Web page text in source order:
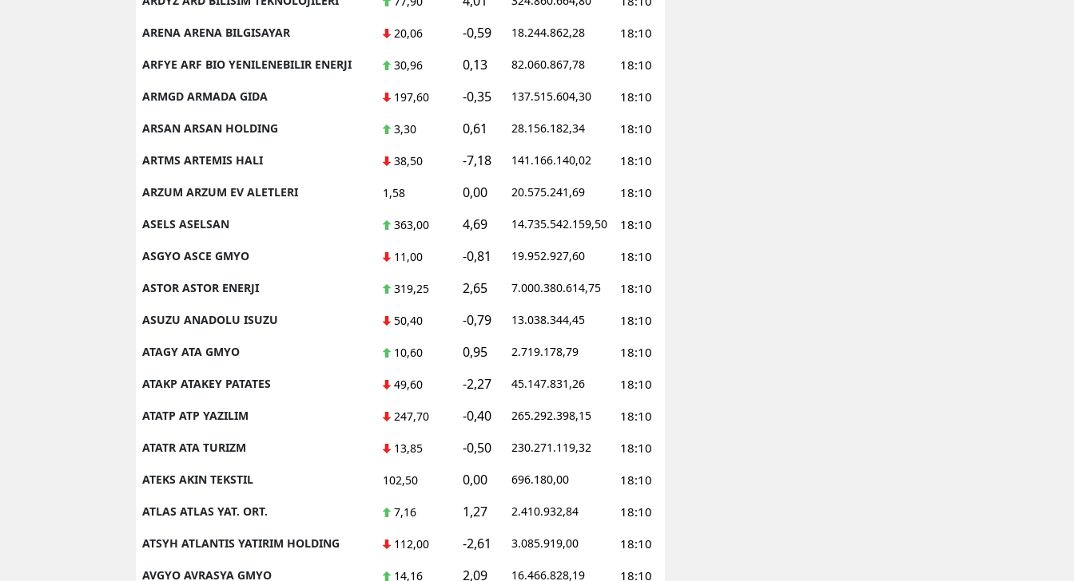
ARENA ARENA BILGISAYAR 20,06 -0,59 18.244.862,28 18:10
ARFYE ARF BIO YENILENEBILIR ENERJI 30,96 0,13 82.060.867,78 18:10
ARMGD ARMADA GIDA 197,60 -0,35 137.515.604,30 18:10
ARSAN ARSAN HOLDING 3,30 0,61 28.156.182,34 18:10
ARTMS ARTEMIS HALI 38,50 -7,18 141.166.140,02 18:10
ARZUM ARZUM EV ALETLERI 1,58 0,00 20.575.241,69 18:10
ASELS ASELSAN 363,00 4,69 14.735.542.159,50 18:10
ASGYO ASCE GMYO 11,00 -0,81 19.952.927,60 18:10
ASTOR ASTOR ENERJI 319,25 2,65 7.000.380.614,75 18:10
ASUZU ANADOLU ISUZU 50,40 -0,79 13.038.344,45 18:10
ATAGY ATA GMYO 10,60 0,95 2.719.178,79 18:10
ATAKP ATAKEY PATATES 49,60 -2,27 45.147.831,26 18:10
ATATP ATP YAZILIM 247,70 -0,40 265.292.398,15 18:10
ATATR ATA TURIZM 13,85 -0,50 230.271.119,32 18:10
ATEKS AKIN TEKSTIL 102,50 0,00 696.180,00 18:10
ATLAS ATLAS YAT. ORT. 7,16 1,27 2.410.932,84 18:10
ATSYH ATLANTIS YATIRIM HOLDING 112,00 -2,61 3.085.919,00 18:10
AVGYO AVRASYA GMYO 14,16 2,09 16.466.828,19 18:10